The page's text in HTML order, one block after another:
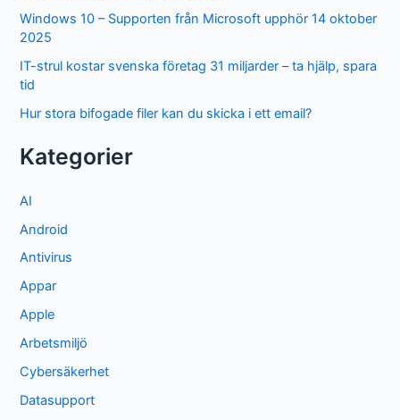
Windows 10 – Supporten från Microsoft upphör 14 oktober
2025
IT-strul kostar svenska företag 31 miljarder – ta hjälp, spara
tid
Hur stora bifogade filer kan du skicka i ett email?
Kategorier
AI
Android
Antivirus
Appar
Apple
Arbetsmiljö
Cybersäkerhet
Datasupport